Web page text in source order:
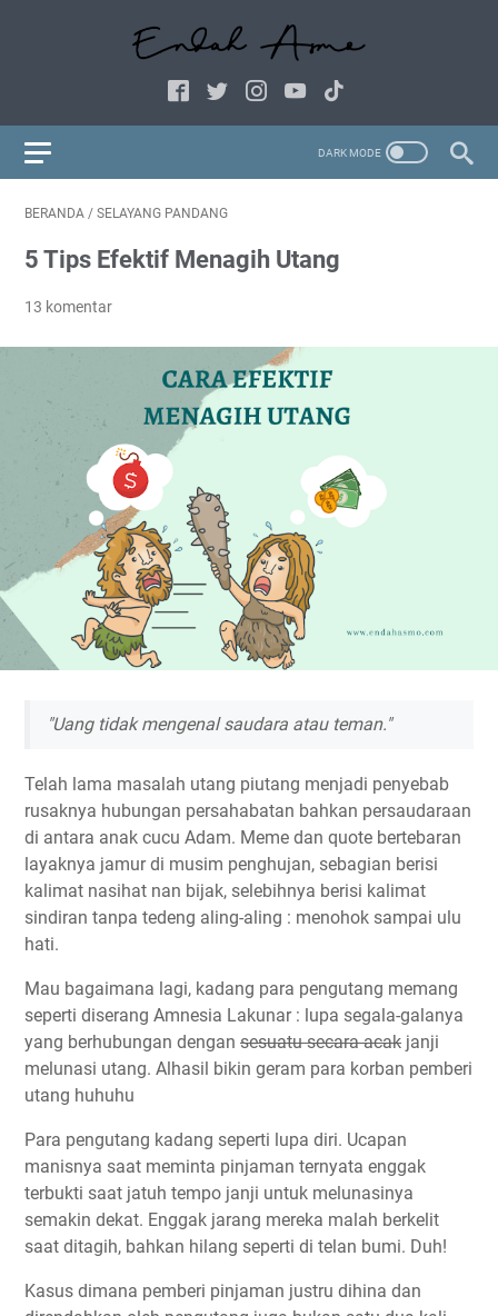
BERANDA / SELAYANG PANDANG
5 Tips Efektif Menagih Utang
13 komentar
"Uang tidak mengenal saudara atau teman."
Telah lama masalah utang piutang menjadi penyebab
rusaknya hubungan persahabatan bahkan persaudaraan
di antara anak cucu Adam. Meme dan quote bertebaran
layaknya jamur di musim penghujan, sebagian berisi
kalimat nasihat nan bijak, selebihnya berisi kalimat
sindiran tanpa tedeng aling-aling : menohok sampai ulu
hati.
Mau bagaimana lagi, kadang para pengutang memang
seperti diserang Amnesia Lakunar : lupa segala-galanya
yang berhubungan dengan sesuatu secara acak janji
melunasi utang. Alhasil bikin geram para korban pemberi
utang huhuhu
Para pengutang kadang seperti lupa diri. Ucapan
manisnya saat meminta pinjaman ternyata enggak
terbukti saat jatuh tempo janji untuk melunasinya
semakin dekat. Enggak jarang mereka malah berkelit
saat ditagih, bahkan hilang seperti di telan bumi. Duh!
Kasus dimana pemberi pinjaman justru dihina dan